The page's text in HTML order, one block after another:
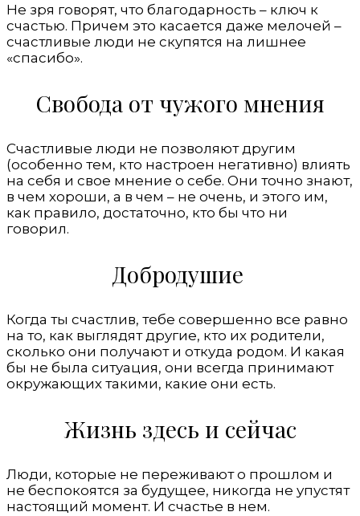
Не зря говорят, что благодарность – ключ к
счастью. Причем это касается даже мелочей –
счастливые люди не скупятся на лишнее
«спасибо».
Свобода от чужого мнения
Счастливые люди не позволяют другим
(особенно тем, кто настроен негативно) влиять
на себя и свое мнение о себе. Они точно знают,
в чем хороши, а в чем – не очень, и этого им,
как правило, достаточно, кто бы что ни
говорил.
Добродушие
Когда ты счастлив, тебе совершенно все равно
на то, как выглядят другие, кто их родители,
сколько они получают и откуда родом. И какая
бы не была ситуация, они всегда принимают
окружающих такими, какие они есть.
Жизнь здесь и сейчас
Люди, которые не переживают о прошлом и
не беспокоятся за будущее, никогда не упустят
настоящий момент. И счастье в нем.